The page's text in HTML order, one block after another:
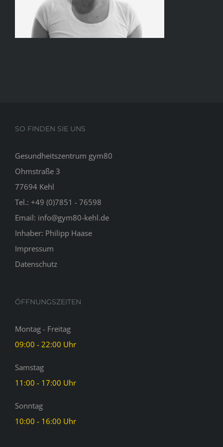
SO FINDEN SIE UNS
Gesundheitszentrum gym80
Ohmstraße 3
77694 Kehl
Tel.: +49 (0)7851 - 76598
Email: info@gym80-kehl.de
Inhaber: Philipp Haase
Impressum
Datenschutz
ÖFFNUNGSZEITEN
Montag - Freitag
09:00 - 22:00 Uhr
Samstag
11:00 - 17:00 Uhr
Sonntag
10:00 - 16:00 Uhr